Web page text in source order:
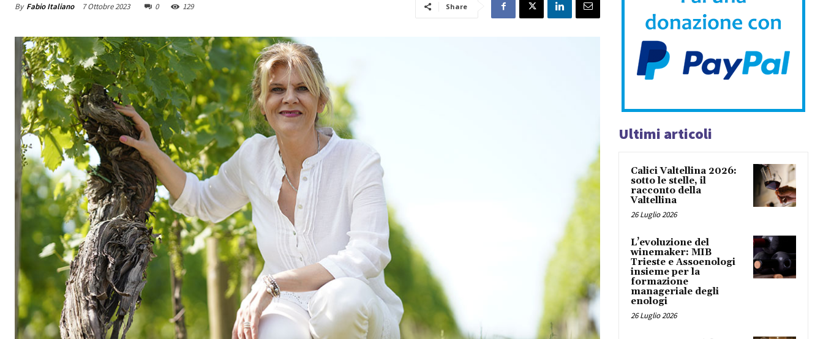
By Fabio Italiano 7 Ottobre 2023 0 129 Share
Ultimi articoli
Calici Valtellina 2026:
sotto le stelle, il
racconto della
Valtellina
26 Luglio 2026
L’evoluzione del
winemaker: MIB
Trieste e Assoenologi
insieme per la
formazione
manageriale degli
enologi
26 Luglio 2026